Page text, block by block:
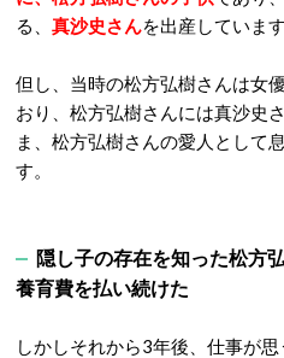
る、 真沙史さんを出産しています
但し、当時の松方弘樹さんは女
おり、松方弘樹さんには真沙史
ま、松方弘樹さんの愛人として
す。
隠し子の存在を知った松方
養育費を払い続けた
しかしそれから3年後、仕事が